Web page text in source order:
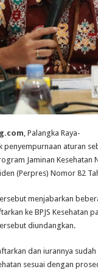
, Palangka Raya-
penyempurnaan aturan
Jaminan Kesehatan
(Perpres) Nomor 82
menjabarkan
ke BPJS Kesehatan
diundangkan.
dan iurannya
sesuai dengan